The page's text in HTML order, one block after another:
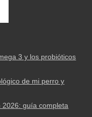
3 y los probióticos
de mi perro y
guía completa